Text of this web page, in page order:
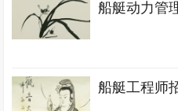
船艇动力管
船艇工程师